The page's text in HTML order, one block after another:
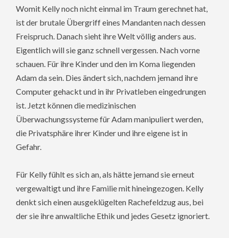
Womit Kelly noch nicht einmal im Traum gerechnet hat,
ist der brutale Übergriff eines Mandanten nach dessen
Freispruch. Danach sieht ihre Welt völlig anders aus.
Eigentlich will sie ganz schnell vergessen. Nach vorne
schauen. Für ihre Kinder und den im Koma liegenden
Adam da sein. Dies ändert sich, nachdem jemand ihre
Computer gehackt und in ihr Privatleben eingedrungen
ist. Jetzt können die medizinischen
Überwachungssysteme für Adam manipuliert werden,
die Privatsphäre ihrer Kinder und ihre eigene ist in
Gefahr.
Für Kelly fühlt es sich an, als hätte jemand sie erneut
vergewaltigt und ihre Familie mit hineingezogen. Kelly
denkt sich einen ausgeklügelten Rachefeldzug aus, bei
der sie ihre anwaltliche Ethik und jedes Gesetz ignoriert.